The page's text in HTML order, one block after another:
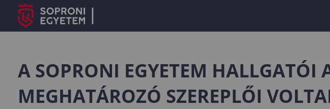
A SOPRONI EGYETEM HALLGATÓI
MEGHATÁROZÓ SZEREPLŐI